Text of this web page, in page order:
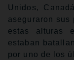
Unidos,
aseguraron sus
estas alturas
estaban
por uno de los